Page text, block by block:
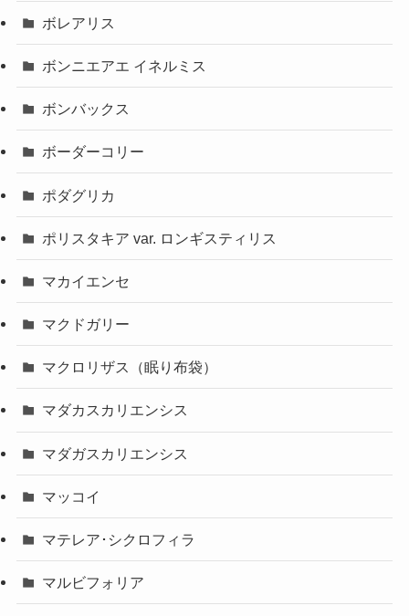
ボレアリス
ボンニエアエ イネルミス
ボンバックス
ボーダーコリー
ポダグリカ
ポリスタキア var. ロンギスティリス
マカイエンセ
マクドガリー
マクロリザス（眠り布袋）
マダカスカリエンシス
マダガスカリエンシス
マッコイ
マテレア･シクロフィラ
マルビフォリア